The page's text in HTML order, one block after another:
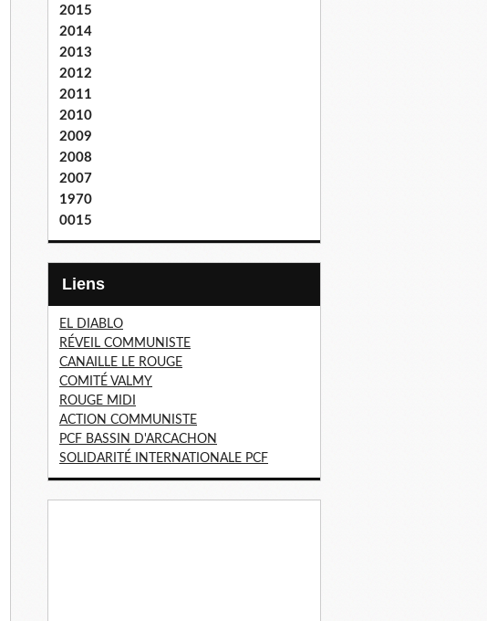
2015
2014
2013
2012
2011
2010
2009
2008
2007
1970
0015
Liens
EL DIABLO
RÉVEIL COMMUNISTE
CANAILLE LE ROUGE
COMITÉ VALMY
ROUGE MIDI
ACTION COMMUNISTE
PCF BASSIN D'ARCACHON
SOLIDARITÉ INTERNATIONALE PCF